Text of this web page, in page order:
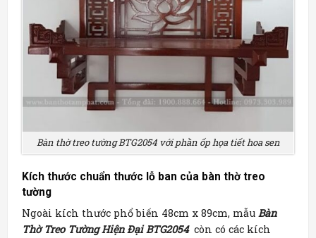
Bàn thờ treo tường BTG2054 với phần ốp họa tiết hoa sen
Kích thước chuẩn thước lỗ ban của bàn thờ treo
tường
Ngoài kích thước phổ biến 48cm x 89cm, mẫu Bàn
Thờ Treo Tường Hiện Đại BTG2054còn có các kích